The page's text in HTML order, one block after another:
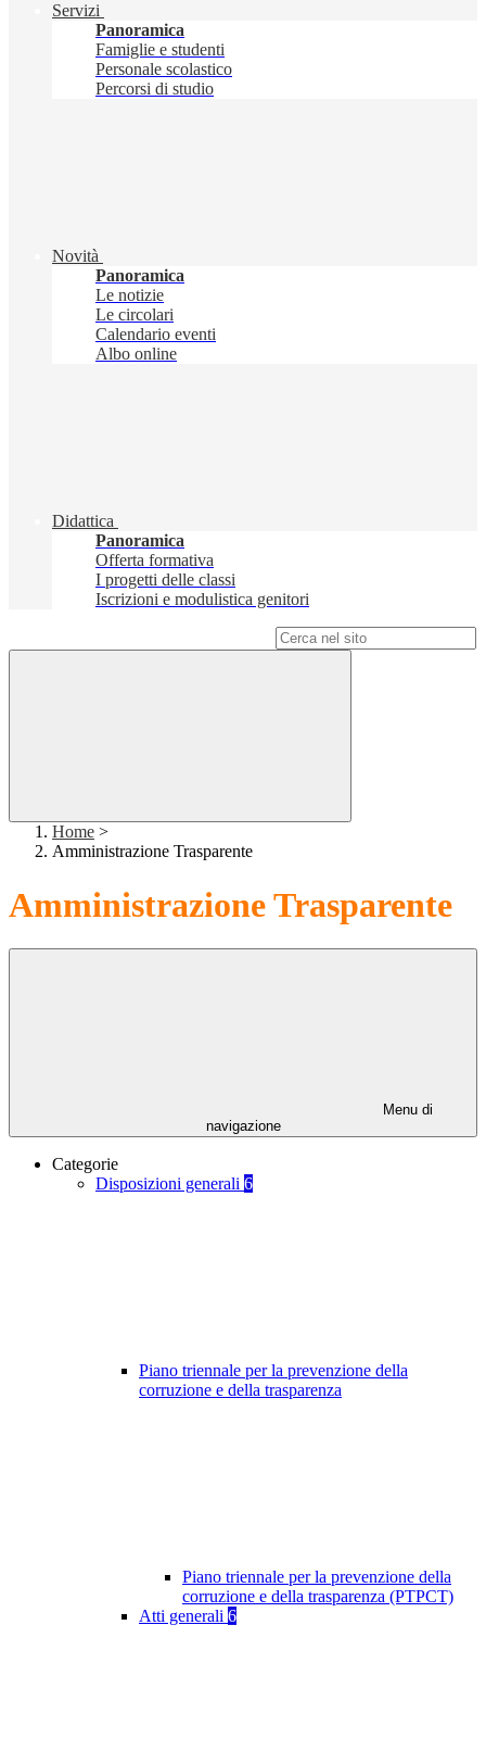
Servizi
Panoramica
Famiglie e studenti
Personale scolastico
Percorsi di studio
Novità
Panoramica
Le notizie
Le circolari
Calendario eventi
Albo online
Didattica
Panoramica
Offerta formativa
I progetti delle classi
Iscrizioni e modulistica genitori
Home >
Amministrazione Trasparente
Amministrazione Trasparente
Menu di
navigazione
Categorie
Disposizioni generali 6
Piano triennale per la prevenzione della
corruzione e della trasparenza
Piano triennale per la prevenzione della
corruzione e della trasparenza (PTPCT)
Atti generali 6